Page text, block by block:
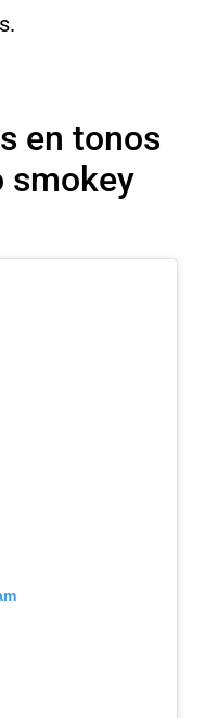
en tonos
smokey